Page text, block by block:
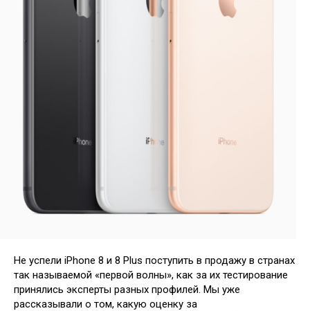
Не успели iPhone 8 и 8 Plus поступить в продажу в странах
так называемой «первой волны», как за их тестирование
принялись эксперты разных профилей. Мы уже
рассказывали о том, какую оценку за